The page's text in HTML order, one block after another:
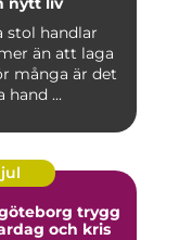
stol handlar
än att laga
många är det
...
jul
trygg
och kris